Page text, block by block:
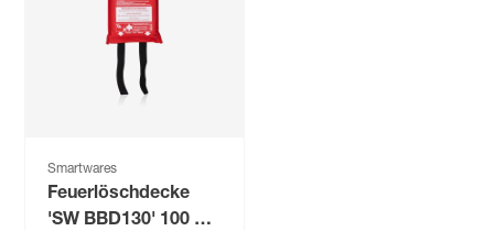
Smartwares
Feuerlöschdecke
'SW BBD130' 100 x